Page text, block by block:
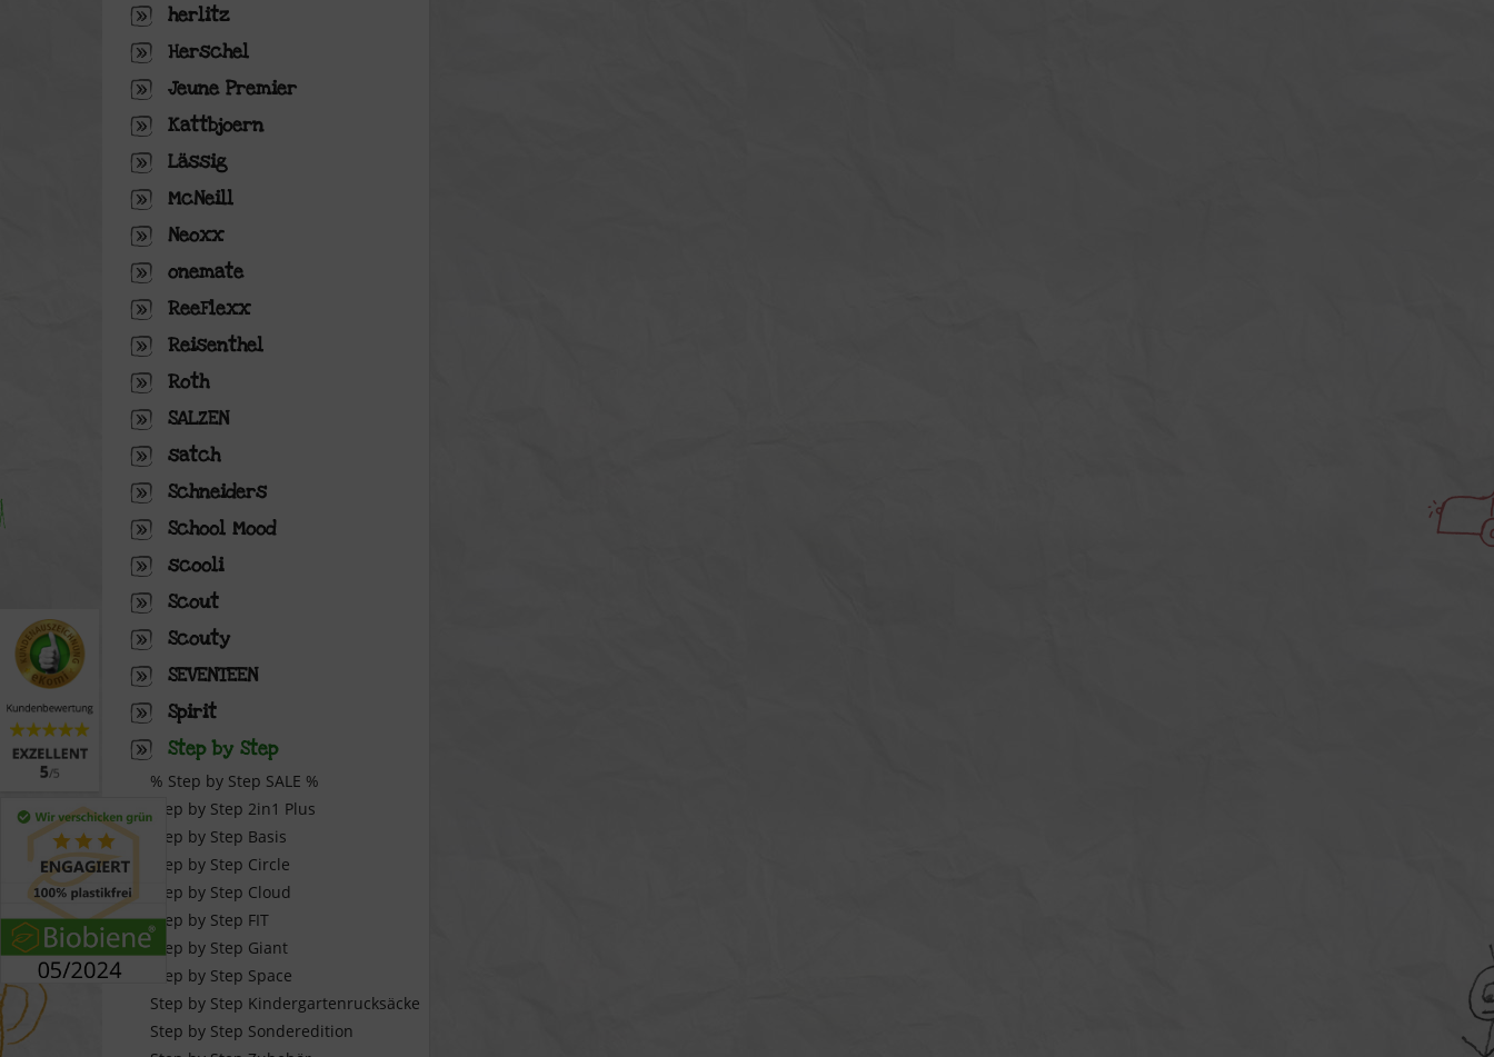
herlitz
Herschel
Jeune Premier
Kattbjoern
Lässig
McNeill
Neoxx
onemate
ReeFlexx
Reisenthel
Roth
SALZEN
satch
Schneiders
School Mood
scooli
Scout
Scouty
SEVENTEEN
Spirit
Step by Step
% Step by Step SALE %
Step by Step 2in1 Plus
Step by Step Basis
Step by Step Circle
Step by Step Cloud
Step by Step FIT
Step by Step Giant
Step by Step Space
Step by Step Kindergartenrucksäcke
Step by Step Sonderedition